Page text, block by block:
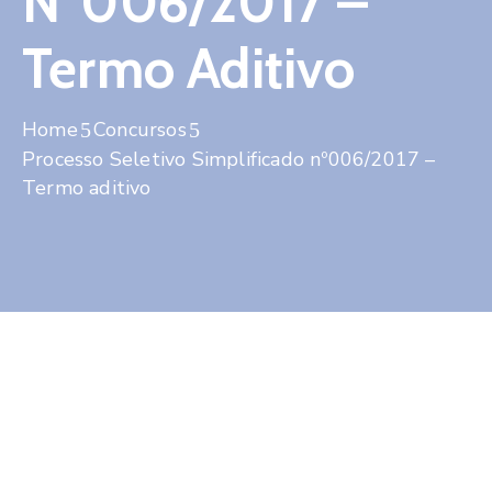
Termo Aditivo
Home
Concursos
Processo Seletivo Simplificado nº006/2017 –
Termo aditivo